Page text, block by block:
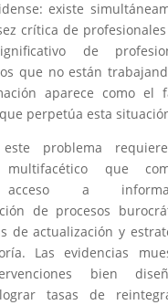
existe
crítica de
de
que no están
aparece como el
perpetúa esta
problema
multifacético que
a
de procesos
de actualización y
Las evidencias
bien
tasas de